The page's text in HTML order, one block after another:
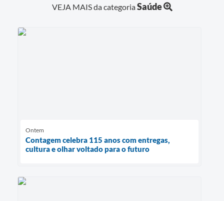
VEJA MAIS da categoriaSaúde
Ontem
Contagem celebra 115 anos com entregas,
cultura e olhar voltado para o futuro